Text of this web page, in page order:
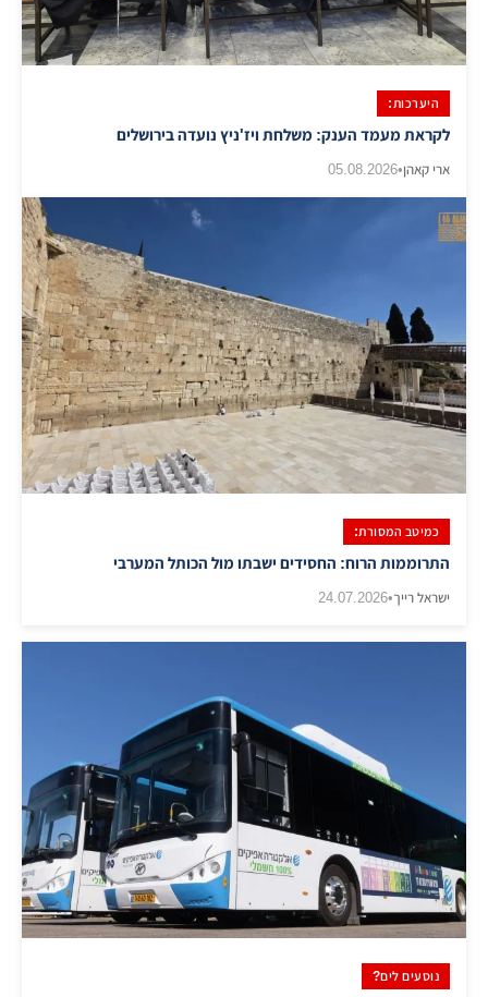
היערכות:
לקראת מעמד הענק: משלחת ויז'ניץ נועדה בירושלים
ארי קאהן•
05.08.2026
כמיטב המסורת:
התרוממות הרוח: החסידים ישבתו מול הכותל המערבי
ישראל רייך•
24.07.2026
נוסעים לים?